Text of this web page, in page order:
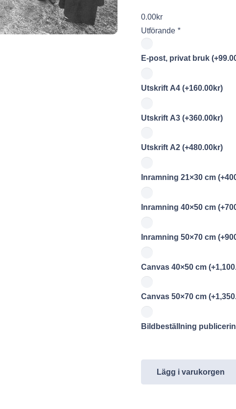
0.00kr
Utförande *
E-post, privat bruk (+
Utskrift A4 (+160.00kr)
Utskrift A3 (+360.00kr)
Utskrift A2 (+480.00kr)
Inramning 21×30 cm (+
Inramning 40×50 cm (+
Inramning 50×70 cm (+
Canvas 40×50 cm (+
Canvas 50×70 cm (+
Bildbeställning
Lägg i varukorgen